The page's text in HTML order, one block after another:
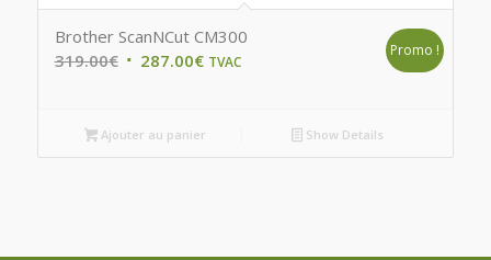
Brother ScanNCut CM300
319.00€ Original
319.00€.
287.00€Current
287.00€.
TVAC
Promo !
Ajouter au panier Show Details